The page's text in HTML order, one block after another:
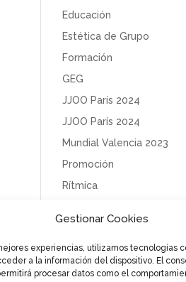
Gestionar Cookies
experiencias, utilizamos tecnologías
a la información del dispositivo. El
procesar datos como el
Educación
Estética de Grupo
Formación
GEG
JJOO París 2024
JJOO París 2024
Mundial Valencia 2023
Promoción
Rítmica
Tecnificación
Uncategorized